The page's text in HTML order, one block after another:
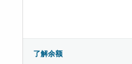
了解余额